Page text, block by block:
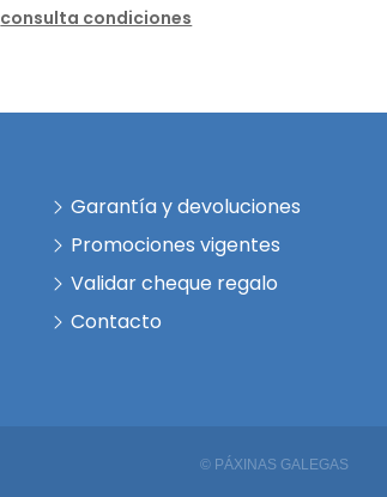
consulta condiciones
Garantía y devoluciones
Promociones vigentes
Validar cheque regalo
Contacto
© PÁXINAS GALEGAS